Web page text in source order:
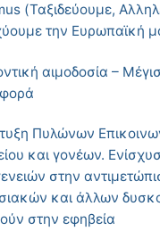
(Ταξιδεύουμε,
την Ευρωπαϊκή
αιμοδοσία –
Πυλώνων
και γονέων.
στην
και άλλων
στην εφηβεία